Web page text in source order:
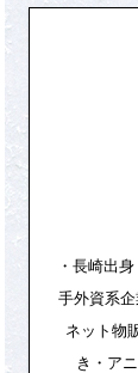
・長崎出
手外資系企
ネット物
き・ア